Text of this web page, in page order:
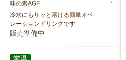
味の素AGF
冷水にもサッと溶ける簡単オペ
レーションドリンクです
販売準備中